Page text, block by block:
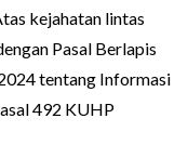
kejahatan lintas
Pasal Berlapis
tentang Informasi
492 KUHP